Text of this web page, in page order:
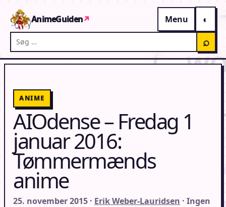
AnimeGuiden↗
Menu
Søg på AnimeGuiden
⌕
ANIME
AIOdense – Fredag 1
januar 2016:
Tømmermænds
anime
25. november 2015 · Erik Weber-Lauridsen · Ingen